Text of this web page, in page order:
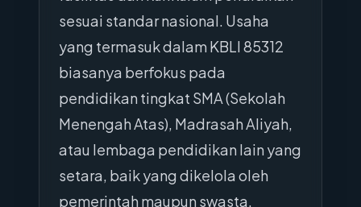
sesuai standar nasional. Usaha
yang termasuk dalam KBLI 85312
biasanya berfokus pada
pendidikan tingkat SMA (Sekolah
Menengah Atas), Madrasah Aliyah,
atau lembaga pendidikan lain yang
setara, baik yang dikelola oleh
pemerintah maupun swasta.